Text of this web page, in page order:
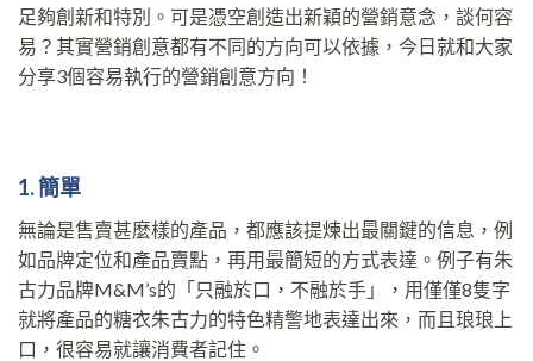
足夠創新和特別。可是憑空創造出新穎的營銷意念，談何容
易？其實營銷創意都有不同的方向可以依據，今日就和大家
分享3個容易執行的營銷創意方向！
1. 簡單
無論是售賣甚麼樣的產品，都應該提煉出最關鍵的信息，例
如品牌定位和產品賣點，再用最簡短的方式表達。例子有朱
古力品牌M&M’s的「只融於口，不融於手」，用僅僅8隻字
就將產品的糖衣朱古力的特色精警地表達出來，而且琅琅上
口，很容易就讓消費者記住。